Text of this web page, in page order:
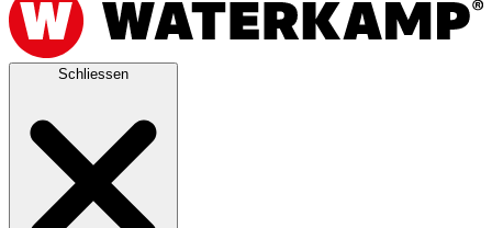
Schliessen